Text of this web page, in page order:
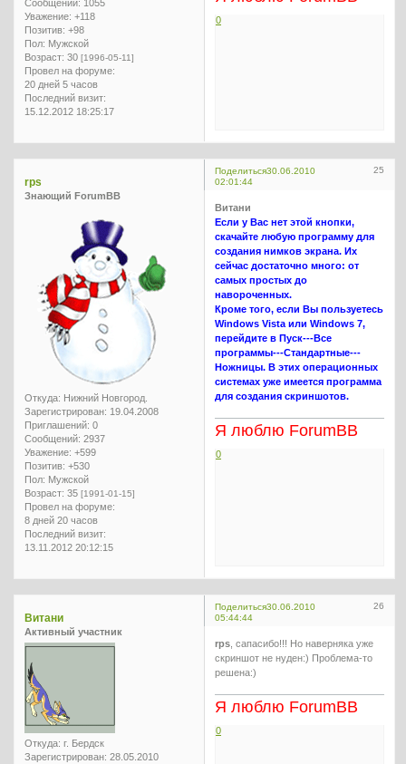
Сообщений: 1055
Уважение: +118
Позитив: +98
Пол: Мужской
Возраст: 30 [1996-05-11]
Провел на форуме:
20 дней 5 часов
Последний визит:
15.12.2012 18:25:17
0
Поделиться 25
30.06.2010
02:01:44
rps
Знающий ForumBB
Откуда: Нижний Новгород.
Зарегистрирован: 19.04.2008
Приглашений: 0
Сообщений: 2937
Уважение: +599
Позитив: +530
Пол: Мужской
Возраст: 35 [1991-01-15]
Провел на форуме:
8 дней 20 часов
Последний визит:
13.11.2012 20:12:15
Витани
Если у Вас нет этой кнопки,
скачайте любую программу для
создания нимков экрана. Их
сейчас достаточно много: от
самых простых до
навороченных.
Кроме того, если Вы пользуетесь
Windows Vista или Windows 7,
перейдите в Пуск---Все
программы---Стандартные---
Ножницы. В этих операционных
системах уже имеется программа
для создания скриншотов.
Я люблю ForumBB
0
Поделиться 26
30.06.2010
05:44:44
Витани
Активный участник
Откуда: г. Бердск
Зарегистрирован: 28.05.2010
rps , сапасибо!!! Но наверняка уже
скриншот не нуден:) Проблема-то
решена:)
Я люблю ForumBB
0